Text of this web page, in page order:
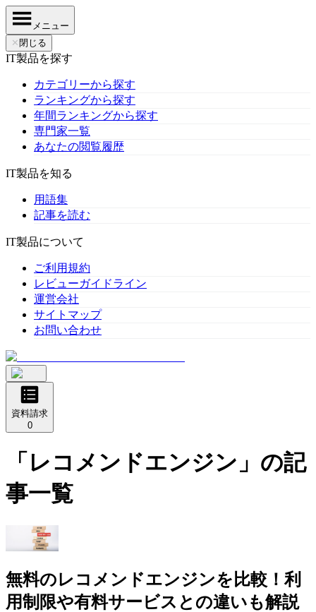
メニュー
✕ 閉じる
IT製品を探す
カテゴリーから探す
ランキングから探す
年間ランキングから探す
専門家一覧
あなたの閲覧履歴
IT製品を知る
用語集
記事を読む
IT製品について
ご利用規約
レビューガイドライン
運営会社
サイトマップ
お問い合わせ
資料請求
0
「 レコメンドエンジン 」の記
事一覧
無料のレコメンドエンジンを比較！利
用制限や有料サービスとの違いも解説